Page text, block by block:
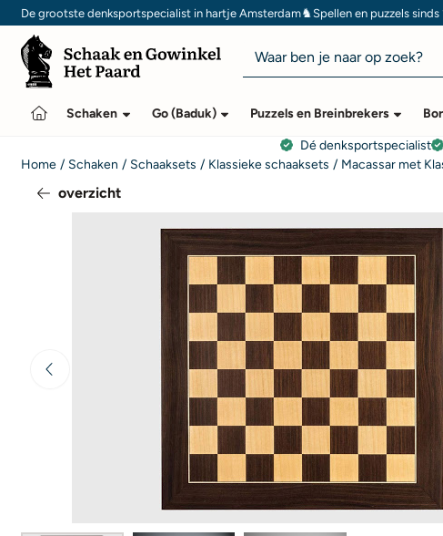
Cookievoorkeuren zijn momenteel gesloten.
De grootste denksportspecialist in hartje Amsterdam♞Spellen en puzzels sinds
Zoeken
Schaken Go (Baduk) Puzzels en Breinbrekers
Dé denksportspecialist
Home / Schaken / Schaaksets / Klassieke schaaksets / Macassar met
overzicht